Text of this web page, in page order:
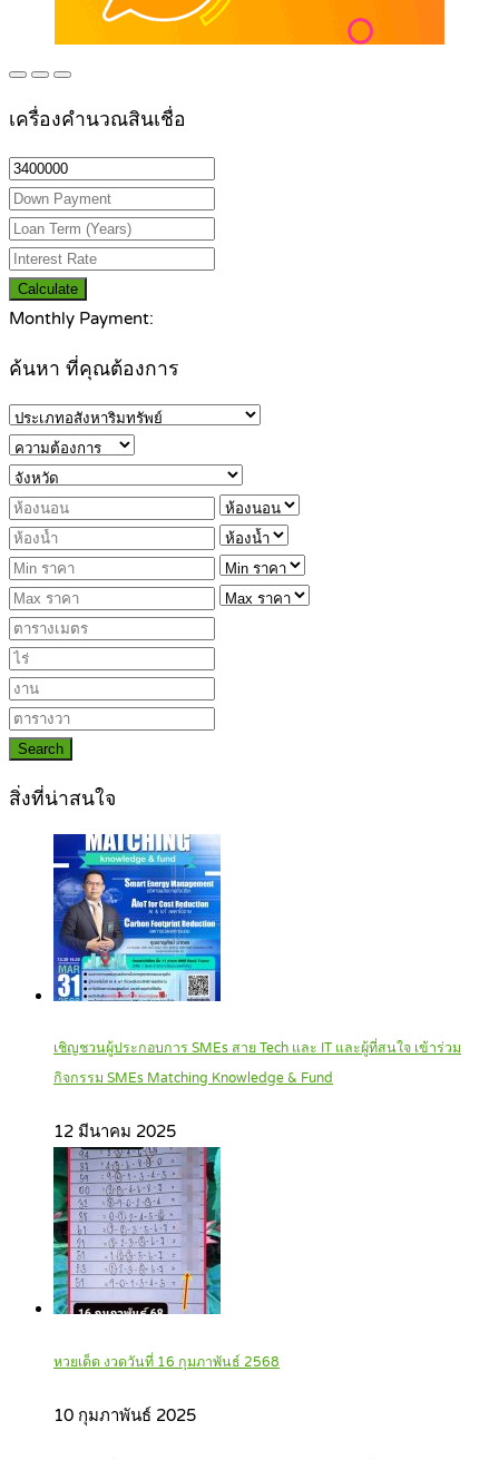
เครื่องคำนวณสินเชื่อ
Calculate
Monthly Payment:
ค้นหา ที่คุณต้องการ
Search
สิ่งที่น่าสนใจ
เชิญชวนผู้ประกอบการ SMEs สาย Tech และ IT และผู้ที่สนใจ เข้าร่วม
กิจกรรม SMEs Matching Knowledge & Fund
12 มีนาคม 2025
หวยเด็ด งวดวันที่ 16 กุมภาพันธ์ 2568
10 กุมภาพันธ์ 2025